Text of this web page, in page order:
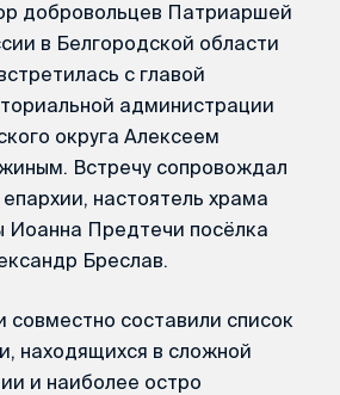
добровольцев Патриаршей
в Белгородской области
с главой
администрации
округа Алексеем
Встречу сопровождал
настоятель храма
Иоанна Предтечи посёлка
Бреслав.
совместно составили список
находящихся в сложной
и наиболее остро